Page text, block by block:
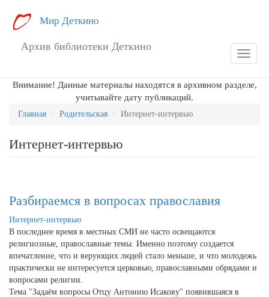
Перейти
основному
содержанию
Мир Деткино
Архив библиотеки Деткино
Toggle
Внимание! Данные материалы находятся в архивном разделе,
учитывайте дату публикаций.
Главная Родительская Интернет-интервью
Интернет-интервью
Разбираемся в вопросах православия
Интернет-интервью
В последнее время в местных СМИ не часто освещаются
религиозные, православные темы. Именно поэтому создается
впечатление, что и верующих людей стало меньше, и что молодежь
практически не интересуется церковью, православными обрядами и
вопросами религии.
Тема "Задаём вопросы Отцу Антонию Исакову" появившаяся в